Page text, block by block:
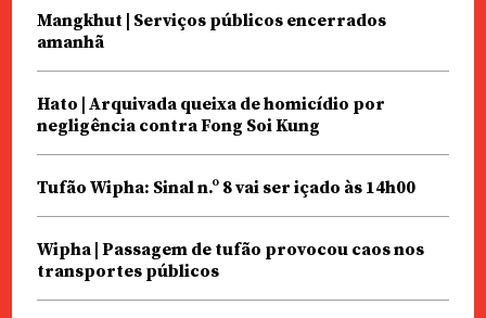
Mangkhut | Serviços públicos encerrados
amanhã
Hato | Arquivada queixa de homicídio por
negligência contra Fong Soi Kung
Tufão Wipha: Sinal n.º 8 vai ser içado às 14h00
Wipha | Passagem de tufão provocou caos nos
transportes públicos